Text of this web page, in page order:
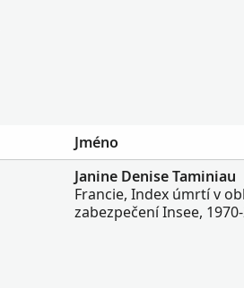
Jméno
Janine Denise Taminiau
Francie, Index úmrtí v
zabezpečení Insee,